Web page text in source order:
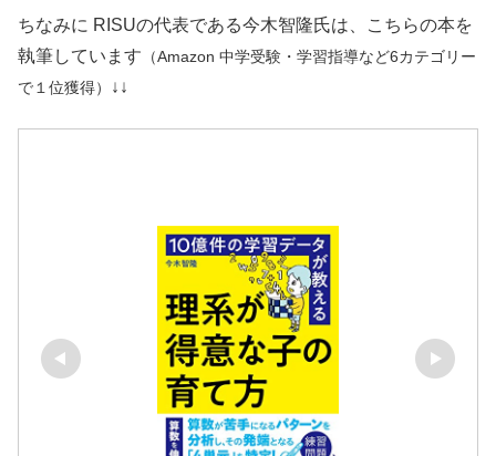
ちなみに RISUの代表である今木智隆氏は、こちらの本を
執筆しています （Amazon 中学受験・学習指導など6カテゴリー
で１位獲得）
↓↓